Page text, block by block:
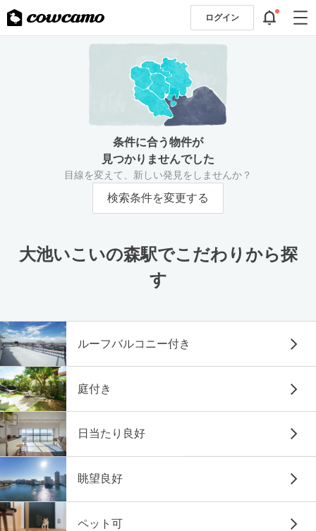
ログイン
条件に合う物件が
見つかりませんでした
目線を変えて、新しい発見をしませんか？
検索条件を変更する
大池いこいの森駅でこだわりから探
す
ルーフバルコニー付き
庭付き
日当たり良好
眺望良好
ペット可